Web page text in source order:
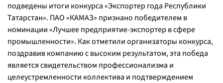
подведены итоги конкурса «Экспортер года Республики
Татарстан». ПАО «КАМАЗ» признано победителем в
номинации «Лучшее предприятие-экспортер в сфере
промышленности». Как отметили организаторы конкурса,
поздравив компанию с высоким результатом, эта победа
является свидетельством профессионализма и
целеустремленности коллектива и подтверждением